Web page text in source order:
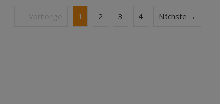
← Vorherige 1 2 3 4 Nächste →